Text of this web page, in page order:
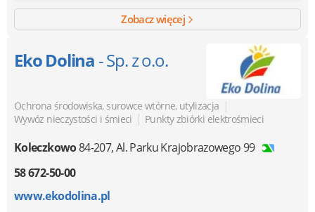
Zobacz więcej
Eko Dolina - Sp. z o.o.
Ochrona środowiska, surowce wtórne, utylizacja |
Wywóz nieczystości i śmieci | Punkty zbiórki elektrośmieci
Koleczkowo84-207,Al. Parku Krajobrazowego 99
58 672-50-00
www.ekodolina.pl